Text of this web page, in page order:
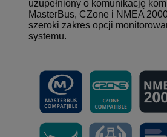
uzupełniony o komunikację
MasterBus, CZone i NMEA
szeroki zakres opcji
systemu.